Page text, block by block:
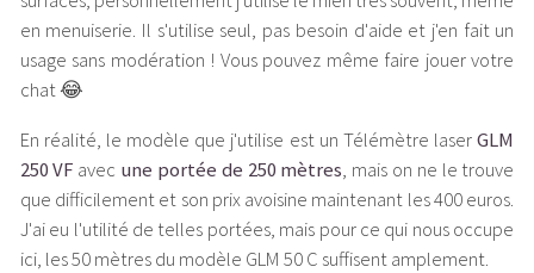
en menuiserie. Il s'utilise seul, pas besoin d'aide et j'en fait un
usage sans modération ! Vous pouvez même faire jouer votre
chat 😂
En réalité, le modèle que j'utilise est un Télémètre laserGLM
250 VF avec une portée de 250 mètres, mais on ne le trouve
que difficilement et son prix avoisine maintenant les 400 euros.
J'ai eu l'utilité de telles portées, mais pour ce qui nous occupe
ici, les 50 mètres du modèle GLM 50 C suffisent amplement.